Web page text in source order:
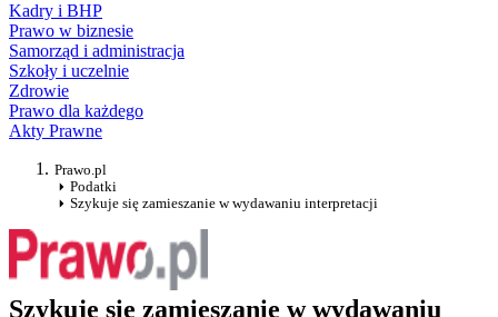
Kadry i BHP
Prawo w biznesie
Samorząd i administracja
Szkoły i uczelnie
Zdrowie
Prawo dla każdego
Akty Prawne
Prawo.pl
Podatki
Szykuje się zamieszanie w wydawaniu interpretacji
Szykuje się zamieszanie w wydawaniu